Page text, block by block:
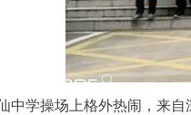
中学操场上格外热闹，来